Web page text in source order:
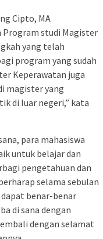
Cipto, MA
Program studi Magister
yang telah
program yang sudah
Keperawatan juga
magister yang
di luar negeri,” kata
para mahasiswa
untuk belajar dan
pengetahuan dan
selama sebulan
benar-benar
di sana dengan
dengan selamat